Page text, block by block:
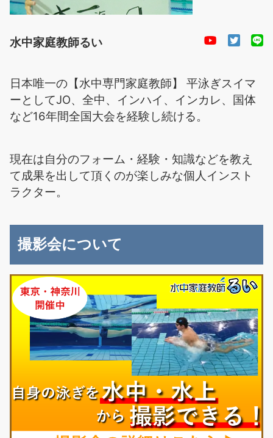
水中家庭教師るい
日本唯一の【水中専門家庭教師】 平泳ぎスイマ
ーとしてJO、全中、インハイ、インカレ、国体
など16年間全国大会を経験し続ける。
現在は自分のフォーム・経験・知識などを教え
て成果を出して頂くのが楽しみな個人インスト
ラクター。
撮影会について